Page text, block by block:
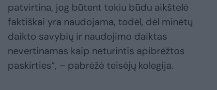
patvirtina, jog būtent tokiu būdu aikštelė
faktiškai yra naudojama, todėl, dėl minėtų
daikto savybių ir naudojimo daiktas
nevertinamas kaip neturintis apibrėžtos
paskirties“, – pabrėžė teisėjų kolegija.